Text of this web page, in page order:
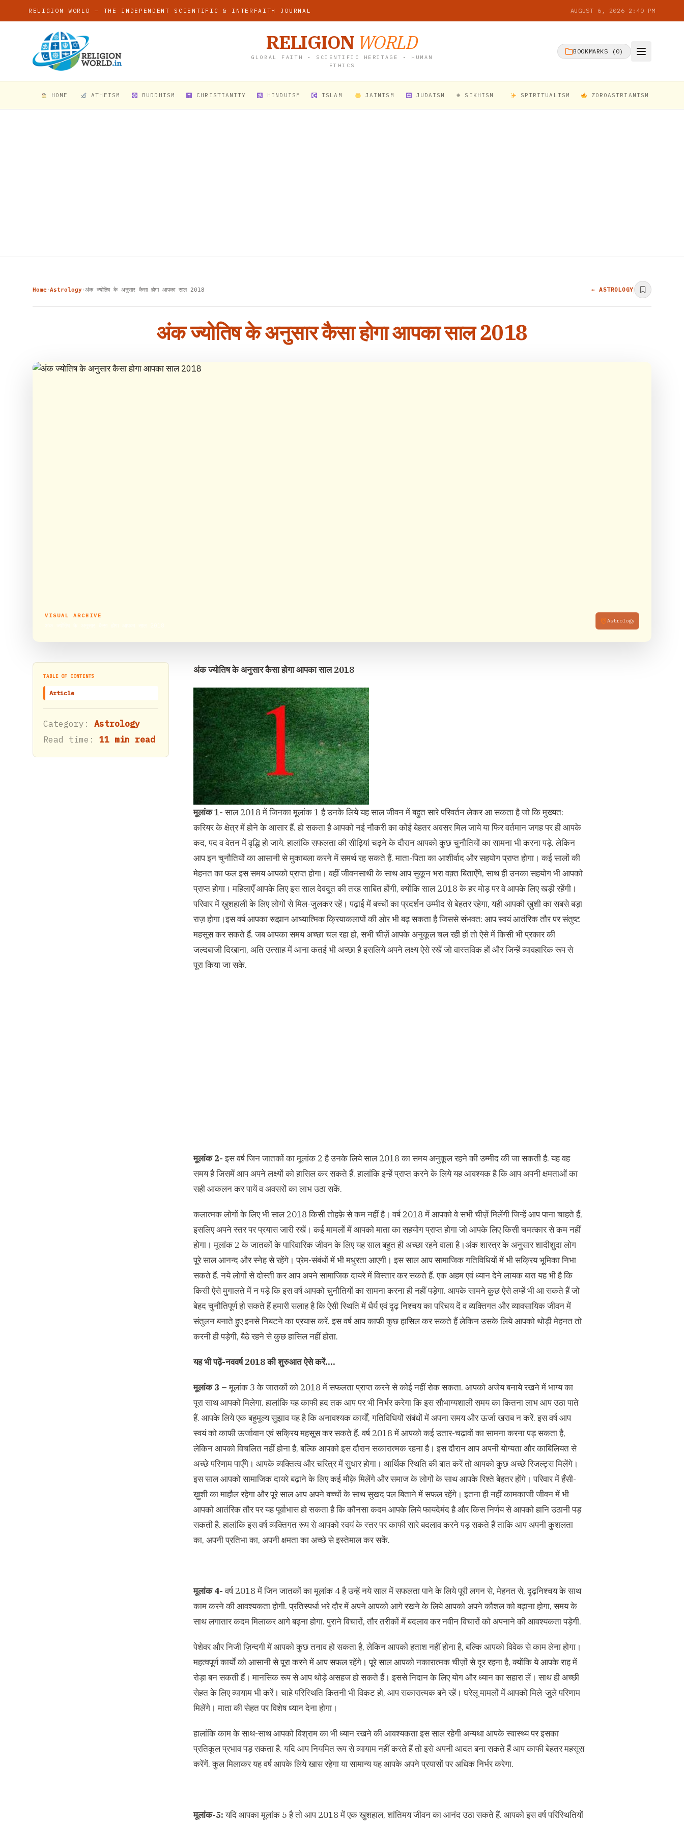
RELIGION WORLD — THE INDEPENDENT SCIENTIFIC & INTERFAITH JOURNAL AUGUST 6, 2026 2:40 PM
RELIGION WORLD
GLOBAL FAITH • SCIENTIFIC HERITAGE • HUMAN
ETHICS
BOOKMARKS ( 0)
HOME ATHEISM BUDDHISM CHRISTIANITY HINDUISM ISLAM JAINISM JUDAISM ☬ SIKHISM SPIRITUALISM ZOROASTRIANISM
Home›Astrology›अंक ज्योतिष के अनुसार कैसा होगा आपका साल 2018 ← ASTROLOGY
अंक ज्योतिष के अनुसार कैसा होगा आपका साल 2018
VISUAL ARCHIVE
Astrology
TABLE OF CONTENTS
Article
Category: Astrology
Read time: 11 min read
अंक ज्योतिष के अनुसार कैसा होगा आपका साल 2018
मूलांक 1-साल 2018 में जिनका मूलांक 1 है उनके लिये यह साल जीवन में बहुत सारे परिवर्तन लेकर आ सकता है जो कि मुख्यत:
करियर के क्षेत्र में होने के आसार हैं. हो सकता है आपको नई नौकरी का कोई बेहतर अवसर मिल जाये या फिर वर्तमान जगह पर ही आपके
कद, पद व वेतन में वृद्धि हो जाये. हालांकि सफलता की सीढ़ियां चढ़ने के दौरान आपको कुछ चुनौतियों का सामना भी करना पड़े. लेकिन
आप इन चुनौतियों का आसानी से मुकाबला करने में समर्थ रह सकते हैं. माता-पिता का आशीर्वाद और सहयोग प्राप्त होगा। कई सालों की
मेहनत का फल इस समय आपको प्राप्त होगा। वहीं जीवनसाथी के साथ आप सुकून भरा वक़्त बिताएँगे, साथ ही उनका सहयोग भी आपको
प्राप्त होगा। महिलाएँ आपके लिए इस साल देवदूत की तरह साबित होंगी, क्योंकि साल 2018 के हर मोड़ पर वे आपके लिए खड़ी रहेंगी।
परिवार में ख़ुशहाली के लिए लोगों से मिल-जुलकर रहें। पढ़ाई में बच्चों का प्रदर्शन उम्मीद से बेहतर रहेगा, यही आपकी ख़ुशी का सबसे बड़ा
राज़ होगा।इस वर्ष आपका रूझान आध्यात्मिक क्रियाकलापों की ओर भी बढ़ सकता है जिससे संभवत: आप स्वयं आतंरिक तौर पर संतुष्ट
महसूस कर सकते हैं. जब आपका समय अच्छा चल रहा हो, सभी चीज़ें आपके अनुकूल चल रही हों तो ऐसे में किसी भी प्रकार की
जल्दबाजी दिखाना, अति उत्साह में आना कतई भी अच्छा है इसलिये अपने लक्ष्य ऐसे रखें जो वास्तविक हों और जिन्हें व्यावहारिक रूप से
पूरा किया जा सके.
मूलांक 2-इस वर्ष जिन जातकों का मूलांक 2 है उनके लिये साल 2018 का समय अनुकूल रहने की उम्मीद की जा सकती है. यह वह
समय है जिसमें आप अपने लक्ष्यों को हासिल कर सकते हैं. हालांकि इन्हें प्राप्त करने के लिये यह आवश्यक है कि आप अपनी क्षमताओं का
सही आकलन कर पायें व अवसरों का लाभ उठा सकें.
कलात्मक लोगों के लिए भी साल 2018 किसी तोहफ़े से कम नहीं है। वर्ष 2018 में आपको वे सभी चीज़ें मिलेंगी जिन्हें आप पाना चाहते हैं,
इसलिए अपने स्तर पर प्रयास जारी रखें। कई मामलों में आपको माता का सहयोग प्राप्त होगा जो आपके लिए किसी चमत्कार से कम नहीं
होगा। मूलांक 2 के जातकों के पारिवारिक जीवन के लिए यह साल बहुत ही अच्छा रहने वाला है।अंक शास्त्र के अनुसार शादीशुदा लोग
पूरे साल आनन्द और स्नेह से रहेंगे। प्रेम-संबंधों में भी मधुरता आएगी। इस साल आप सामाजिक गतिविधियों में भी सक्रिय भूमिका निभा
सकते हैं. नये लोगों से दोस्ती कर आप अपने सामाजिक दायरे में विस्तार कर सकते हैं. एक अहम एवं ध्यान देने लायक बात यह भी है कि
किसी ऐसे मुगालते में न पड़े कि इस वर्ष आपको चुनौतियों का सामना करना ही नहीं पड़ेगा. आपके सामने कुछ ऐसे लम्हें भी आ सकते हैं जो
बेहद चुनौतिपूर्ण हो सकते हैं हमारी सलाह है कि ऐसी स्थिति में धैर्य एवं दृढ़ निश्चय का परिचय दें व व्यक्तिगत और व्यावसायिक जीवन में
संतुलन बनाते हुए इनसे निबटने का प्रयास करें. इस वर्ष आप काफी कुछ हासिल कर सकते हैं लेकिन उसके लिये आपको थोड़ी मेहनत तो
करनी ही पड़ेगी, बैठे रहने से कुछ हासिल नहीं होता.
यह भी पढ़ें-नववर्ष 2018 की शुरुआत ऐसे करें….
मूलांक 3 –मूलांक 3 के जातकों को 2018 में सफलता प्राप्त करने से कोई नहीं रोक सकता. आपको अजेय बनाये रखने में भाग्य का
पूरा साथ आपको मिलेगा. हालांकि यह काफी हद तक आप पर भी निर्भर करेगा कि इस सौभाग्यशाली समय का कितना लाभ आप उठा पाते
हैं. आपके लिये एक बहुमूल्य सुझाव यह है कि अनावश्यक कार्यों, गतिविधियों संबंधों में अपना समय और ऊर्जा खराब न करें. इस वर्ष आप
स्वयं को काफी ऊर्जावान एवं सक्रिय महसूस कर सकते हैं. वर्ष 2018 में आपको कई उतार-चढ़ावों का सामना करना पड़ सकता है,
लेकिन आपको विचलित नहीं होना है, बल्कि आपको इस दौरान सकारात्मक रहना है। इस दौरान आप अपनी योग्यता और काबिलियत से
अच्छे परिणाम पाएँगे। आपके व्यक्तित्व और चरित्र में सुधार होगा। आर्थिक स्थिति की बात करें तो आपको कुछ अच्छे रिजल्ट्स मिलेंगे।
इस साल आपको सामाजिक दायरे बढ़ाने के लिए कई मौक़े मिलेंगे और समाज के लोगों के साथ आपके रिश्ते बेहतर होंगे। परिवार में हँसी-
ख़ुशी का माहौल रहेगा और पूरे साल आप अपने बच्चों के साथ सुखद पल बिताने में सफल रहेंगे। इतना ही नहीं कामकाजी जीवन में भी
आपको आतंरिक तौर पर यह पूर्वाभास हो सकता है कि कौनसा कदम आपके लिये फायदेमंद है और किस निर्णय से आपको हानि उठानी पड़
सकती है. हालांकि इस वर्ष व्यक्तिगत रूप से आपको स्वयं के स्तर पर काफी सारे बदलाव करने पड़ सकते हैं ताकि आप अपनी कुशलता
का, अपनी प्रतिभा का, अपनी क्षमता का अच्छे से इस्तेमाल कर सकें.
मूलांक 4-वर्ष 2018 में जिन जातकों का मूलांक 4 है उन्हें नये साल में सफलता पाने के लिये पूरी लगन से, मेहनत से, दृढ़निश्चय के साथ
काम करने की आवश्यकता होगी. प्रतिस्पर्धा भरे दौर में अपने आपको आगे रखने के लिये आपको अपने कौशल को बढ़ाना होगा, समय के
साथ लगातार कदम मिलाकर आगे बढ़ना होगा. पुराने विचारों, तौर तरीकों में बदलाव कर नवीन विचारों को अपनाने की आवश्यकता पड़ेगी.
पेशेवर और निजी ज़िन्दगी में आपको कुछ तनाव हो सकता है, लेकिन आपको हताश नहीं होना है, बल्कि आपको विवेक से काम लेना होगा।
महत्वपूर्ण कार्यों को आसानी से पूरा करने में आप सफल रहेंगे। पूरे साल आपको नकारात्मक चीज़ों से दूर रहना है, क्योंकि ये आपके राह में
रोड़ा बन सकती हैं। मानसिक रूप से आप थोड़े असहज हो सकते हैं। इससे निदान के लिए योग और ध्यान का सहारा लें। साथ ही अच्छी
सेहत के लिए व्यायाम भी करें। चाहे परिस्थिति कितनी भी विकट हो, आप सकारात्मक बने रहें। घरेलू मामलों में आपको मिले-जुले परिणाम
मिलेंगे। माता की सेहत पर विशेष ध्यान देना होगा।
हालांकि काम के साथ-साथ आपको विश्राम का भी ध्यान रखने की आवश्यकता इस साल रहेगी अन्यथा आपके स्वास्थ्य पर इसका
प्रतिकूल प्रभाव पड़ सकता है. यदि आप नियमित रूप से व्यायाम नहीं करते हैं तो इसे अपनी आदत बना सकते हैं आप काफी बेहतर महसूस
करेंगें. कुल मिलाकर यह वर्ष आपके लिये खास रहेगा या सामान्य यह आपके अपने प्रयासों पर अधिक निर्भर करेगा.
मूलांक-5:यदि आपका मूलांक 5 है तो आप 2018 में एक खुशहाल, शांतिमय जीवन का आनंद उठा सकते हैं. आपको इस वर्ष परिस्थितियों